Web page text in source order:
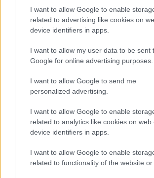
I want to allow Google to enable
related to advertising like cookies on
device identifiers in apps.
I want to allow my user data to be sent
Google for online advertising purposes.
I want to allow Google to send me
personalized advertising.
I want to allow Google to enable
related to analytics like cookies on web
device identifiers in apps.
I want to allow Google to enable
related to functionality of the website or
Heaven Street Seven: nézz vissza,
vissza!
LIFESTYLE 6 órája
orosz határon: 3 civil halott,